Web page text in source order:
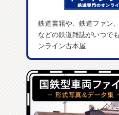
鉄道書籍や、鉄道ファン
などの鉄道雑誌がいつで
ンライン古本屋